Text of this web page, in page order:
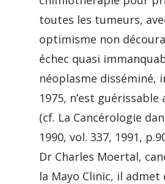
toutes les tumeurs,
optimisme non
échec quasi
néoplasme disséminé,
1975, n’est guérissable
(cf. La Cancérologie
1990, vol. 337, 1991,
Dr Charles Moertal,
la Mayo Clinic, il admet